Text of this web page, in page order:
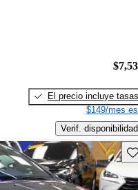
El precio incluye tasas
$149/mes
Verif. disponibilidad